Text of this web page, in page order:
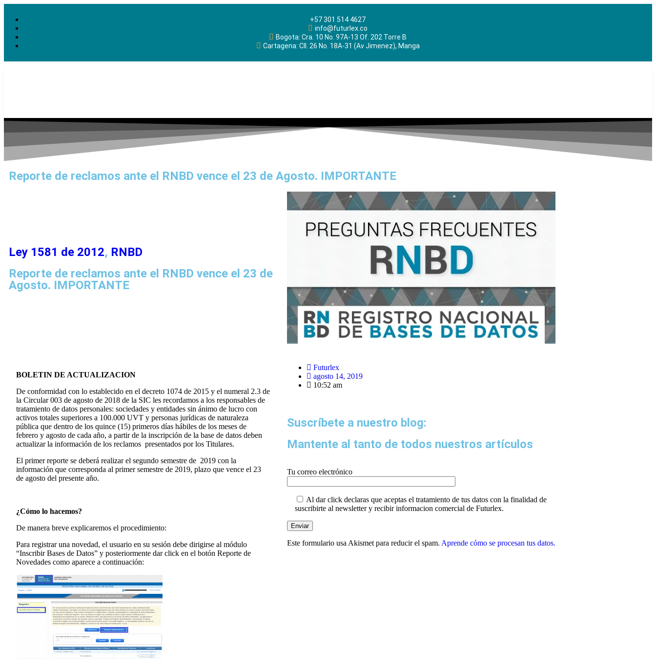
+57 301 514 4627
info@futurlex.co
Bogota: Cra. 10 No. 97A-13 Of. 202 Torre B
Cartagena: Cll. 26 No. 18A-31 (Av Jimenez), Manga
Reporte de reclamos ante el RNBD vence el 23 de Agosto. IMPORTANTE
Ley 1581 de 2012, RNBD
Reporte de reclamos ante el RNBD vence el 23 de
Agosto. IMPORTANTE
BOLETIN DE ACTUALIZACION
De conformidad con lo establecido en el decreto 1074 de 2015 y el numeral 2.3 de
la Circular 003 de agosto de 2018 de la SIC les recordamos a los responsables de
tratamiento de datos personales: sociedades y entidades sin ánimo de lucro con
activos totales superiores a 100.000 UVT y personas jurídicas de naturaleza
pública que dentro de los quince (15) primeros días hábiles de los meses de
febrero y agosto de cada año, a partir de la inscripción de la base de datos deben
actualizar la información de los reclamos presentados por los Titulares.
El primer reporte se deberá realizar el segundo semestre de 2019 con la
información que corresponda al primer semestre de 2019, plazo que vence el 23
de agosto del presente año.
¿Cómo lo hacemos?
De manera breve explicaremos el procedimiento:
Para registrar una novedad, el usuario en su sesión debe dirigirse al módulo
“Inscribir Bases de Datos” y posteriormente dar click en el botón Reporte de
Novedades como aparece a continuación:
Futurlex
agosto 14, 2019
10:52 am
Suscríbete a nuestro blog:
Mantente al tanto de todos nuestros artículos
Tu correo electrónico
Al dar click declaras que aceptas el tratamiento de tus datos con la finalidad de
suscribirte al newsletter y recibir informacion comercial de Futurlex.
Este formulario usa Akismet para reducir el spam. Aprende cómo se procesan tus datos.